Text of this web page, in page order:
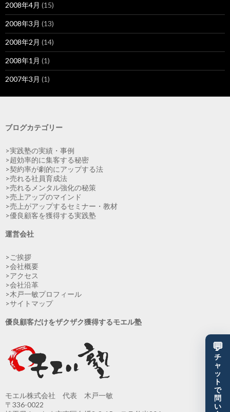
2008年4月 (15)
2008年3月 (13)
2008年2月 (14)
2008年1月 (1)
2007年3月 (1)
ブログカテゴリー
>実践塾の実績・事例
>超効率的に集客する秘密
>契約率が劇的にアップする法
>売れる社員育成法
>売れるメンタル強化の秘策
>売上アップのマインド
>売上がアップするセミナー・教材
>優良顧客を獲得する実践塾
運営会社
>ご挨拶
>会社概要
>アクセス
>会社沿革
>木戸一敏プロフィール
>サイトマップ
優良顧客だけをザクザク獲得するモエル塾
モエル株式会社 代表 木戸一敏
〒336-0022
💬
チ
ャ
ッ
ト
で
問
い